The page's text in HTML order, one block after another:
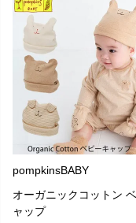
pompkinsBABY
オーガニックコットン
ャップ